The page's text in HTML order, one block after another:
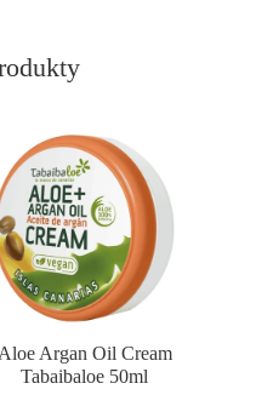
Aloe Argan Oil Cream
Tabaibaloe 50ml